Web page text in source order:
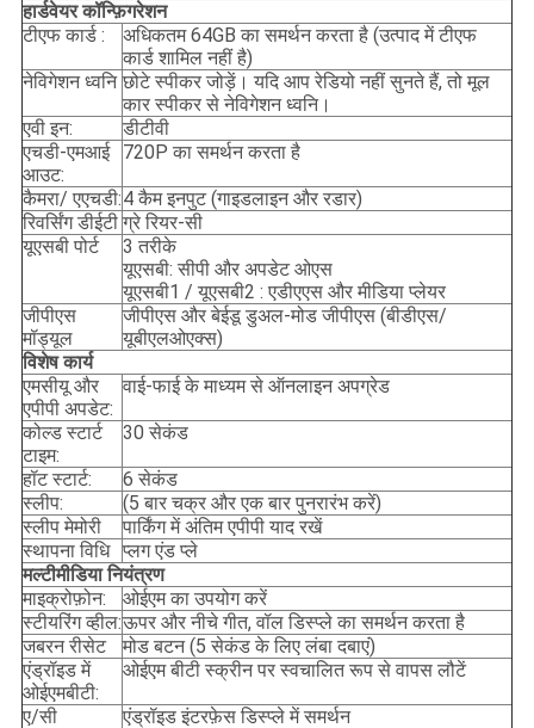
हार्डवेयर कॉन्फ़िगरेशन
टीएफ कार्ड :
अधिकतम 64GB का समर्थन करता है (उत्पाद में टीएफ
कार्ड शामिल नहीं है)
नेविगेशन ध्वनि छोटे स्पीकर जोड़ें। यदि आप रेडियो नहीं सुनते हैं, तो मूल
कार स्पीकर से नेविगेशन ध्वनि।
एवी इन:
डीटीवी
एचडी-एमआई
आउट:
720P का समर्थन करता है
कैमरा/ एएचडी:4 कैम इनपुट (गाइडलाइन और रडार)
रिवर्सिंग डीईटी ग्रे रियर-सी
यूएसबी पोर्ट
3 तरीके
यूएसबी: सीपी और अपडेट ओएस
यूएसबी1 / यूएसबी2 : एडीएएस और मीडिया प्लेयर
जीपीएस
मॉड्यूल
जीपीएस और बेईडू डुअल-मोड जीपीएस (बीडीएस/
यूबीएलओएक्स)
विशेष कार्य
एमसीयू और
एपीपी अपडेट:
वाई-फाई के माध्यम से ऑनलाइन अपग्रेड
कोल्ड स्टार्ट
टाइम:
30 सेकंड
हॉट स्टार्ट:
6 सेकंड
स्लीप:
(5 बार चक्र और एक बार पुनरारंभ करें)
स्लीप मेमोरी
पार्किंग में अंतिम एपीपी याद रखें
स्थापना विधि प्लग एंड प्ले
मल्टीमीडिया नियंत्रण
माइक्रोफ़ोन:
ओईएम का उपयोग करें
स्टीयरिंग व्हील:ऊपर और नीचे गीत, वॉल डिस्प्ले का समर्थन करता है
जबरन रीसेट
मोड बटन (5 सेकंड के लिए लंबा दबाएं)
एंड्रॉइड में
ओईएमबीटी:
ओईएम बीटी स्क्रीन पर स्वचालित रूप से वापस लौटें
ए/सी एंड्रॉइड इंटरफ़ेस डिस्प्ले में समर्थन